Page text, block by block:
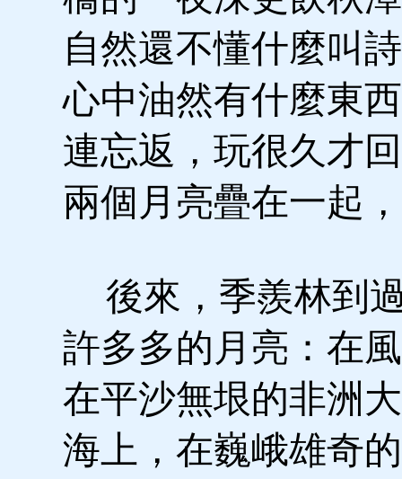
自然還不懂什麼叫
心中油然有什麼東
連忘返，玩很久才
兩個月亮疊在一起
後來，季羨林到
許多多的月亮：在
在平沙無垠的非洲
海上，在巍峨雄奇